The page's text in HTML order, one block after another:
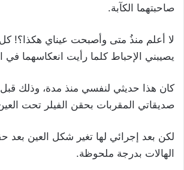
صاحبتهما الكآبة.
لا أعلم منذُ متى وأصبحت عيناي هكذا؟! كل
يصيبني الإحباط كلما رأيت انعكاسهما في
كان هذا حديثي لنفسي منذ مدة، وذلك
صديقاتي المقربات بحقن الفيلر تحت
لكن بعد إجرائي لها تغير شكل العين بعد
الهالات بدرجة ملحوظة.